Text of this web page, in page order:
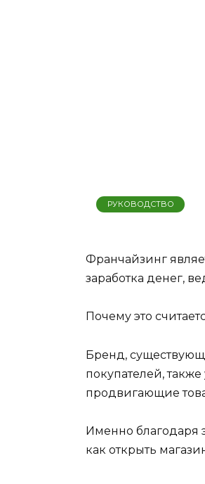
РУКОВОДСТВО
Франчайзинг
заработка денег,
Почему это
Бренд,
покупателей,
продвигающие
Именно благодаря
как открыть